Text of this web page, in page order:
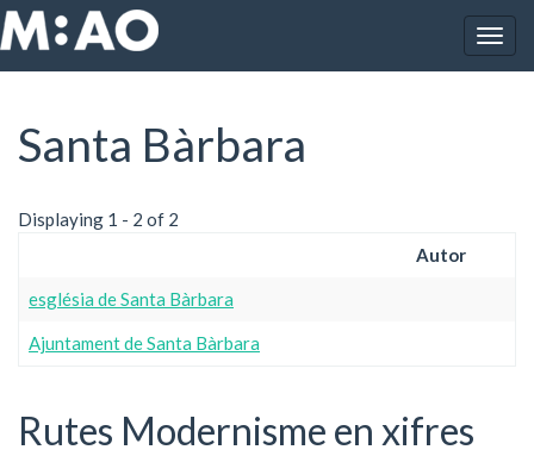
Vés al contingut
Inici Santa Bàrbara
Santa Bàrbara
Displaying 1 - 2 of 2
Autor
església de Santa Bàrbara
Ajuntament de Santa Bàrbara
Rutes Modernisme en xifres